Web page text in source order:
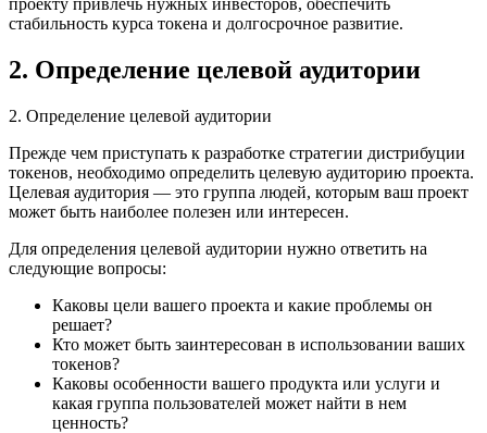
проекту привлечь нужных инвесторов, обеспечить
стабильность курса токена и долгосрочное развитие.
2. Определение целевой аудитории
2. Определение целевой аудитории
Прежде чем приступать к разработке стратегии дистрибуции
токенов, необходимо определить целевую аудиторию проекта.
Целевая аудитория — это группа людей, которым ваш проект
может быть наиболее полезен или интересен.
Для определения целевой аудитории нужно ответить на
следующие вопросы:
Каковы цели вашего проекта и какие проблемы он
решает?
Кто может быть заинтересован в использовании ваших
токенов?
Каковы особенности вашего продукта или услуги и
какая группа пользователей может найти в нем
ценность?